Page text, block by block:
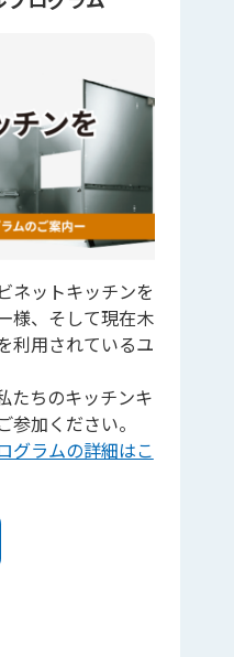
ネットキッチンを
様、そして現在木
利用されているユ
たちのキッチンキ
加ください。
グラムの詳細はこ